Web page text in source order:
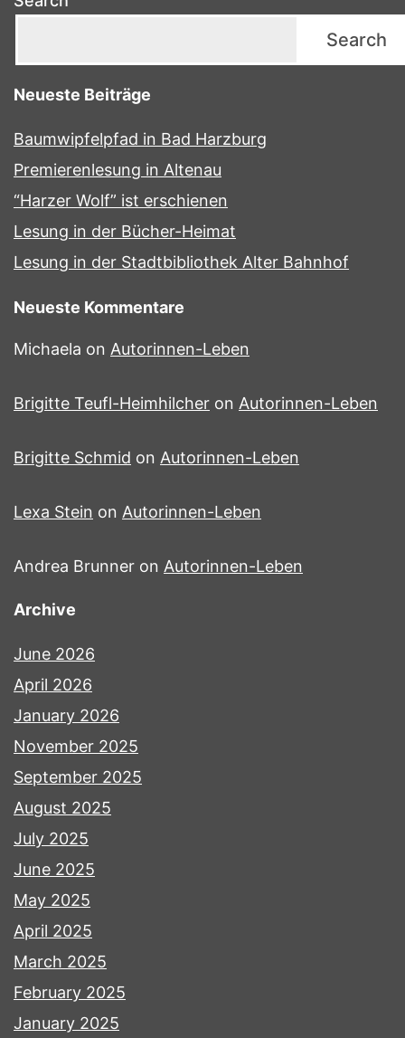
Search
Neueste Beiträge
Baumwipfelpfad in Bad Harzburg
Premierenlesung in Altenau
“Harzer Wolf” ist erschienen
Lesung in der Bücher-Heimat
Lesung in der Stadtbibliothek Alter Bahnhof
Neueste Kommentare
Michaela on Autorinnen-Leben
Brigitte Teufl-Heimhilcher on Autorinnen-Leben
Brigitte Schmid on Autorinnen-Leben
Lexa Stein on Autorinnen-Leben
Andrea Brunner on Autorinnen-Leben
Archive
June 2026
April 2026
January 2026
November 2025
September 2025
August 2025
July 2025
June 2025
May 2025
April 2025
March 2025
February 2025
January 2025